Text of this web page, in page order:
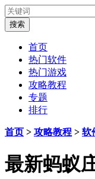
首页
热门软件
热门游戏
攻略教程
专题
排行
首页 > 攻略教程 > 软
最新蚂蚁